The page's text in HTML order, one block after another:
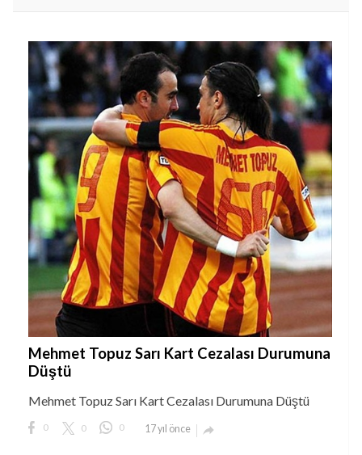
Mehmet Topuz Sarı Kart Cezalası Durumuna
Düştü
Mehmet Topuz Sarı Kart Cezalası Durumuna Düştü
0 0 0 17 yıl önce 